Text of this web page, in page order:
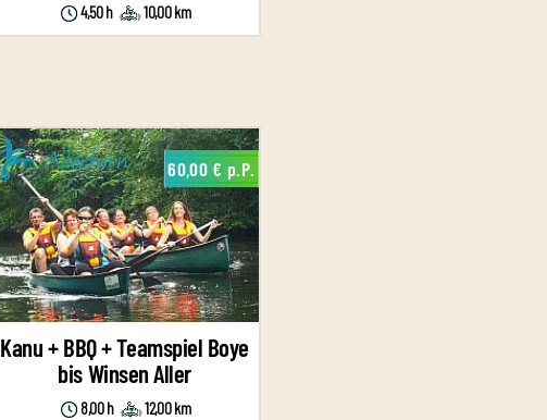
4,50 h 10,00 km
60,00 € p.P.
Kanu + BBQ + Teamspiel Boye
bis Winsen Aller
8,00 h 12,00 km